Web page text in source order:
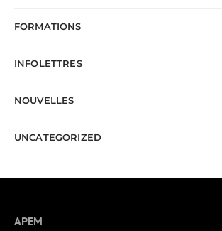
FORMATIONS
INFOLETTRES
NOUVELLES
UNCATEGORIZED
APEM